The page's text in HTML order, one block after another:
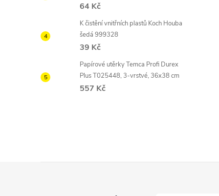
64 Kč
K čistění vnitřních plastů Koch Houba
šedá 999328
39 Kč
Papírové utěrky Temca Profi Durex
Plus T025448, 3-vrstvé, 36x38 cm
557 Kč